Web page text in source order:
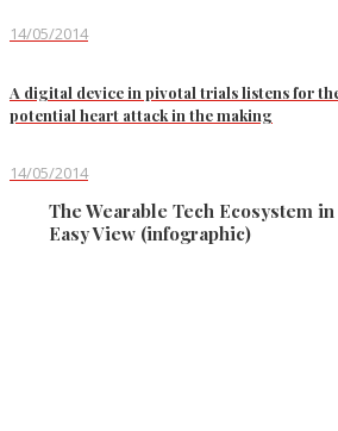
14/05/2014
A digital device in pivotal trials listens for
potential heart attack in the making
14/05/2014
The Wearable Tech Ecosystem
Easy View (infographic)